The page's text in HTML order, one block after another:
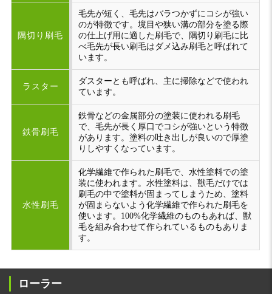
隅切り刷毛
毛先が短く、毛先はバラつかずにコシが強い
のが特徴です。境目や狭い溝の部分を塗る際
の仕上げ用に適した刷毛で、隅切り刷毛に比
べ毛先が長い刷毛はダメ込み刷毛と呼ばれて
います。
ラスター
ダスターとも呼ばれ、主に掃除などで使われ
ています。
鉄骨刷毛
鉄骨などの金属部分の塗装に使われる刷毛
で、毛先が長く厚口でコシが強いという特徴
があります。塗料の吐き出しが良いので厚塗
りしやすくなっています。
水性刷毛
化学繊維で作られた刷毛で、水性塗料での塗
装に使われます。水性塗料は、獣毛だけでは
刷毛の中で塗料が固まってしまうため、塗料
が固まらないよう化学繊維で作られた刷毛を
使います。100%化学繊維のものもあれば、獣
毛を組み合わせて作られているものもありま
す。
ローラー